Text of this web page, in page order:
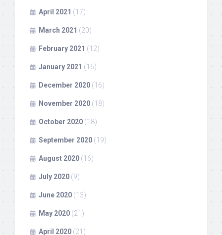
April 2021 (17)
March 2021 (20)
February 2021 (12)
January 2021 (16)
December 2020 (16)
November 2020 (18)
October 2020 (18)
September 2020 (19)
August 2020 (16)
July 2020 (9)
June 2020 (13)
May 2020 (21)
April 2020 (21)